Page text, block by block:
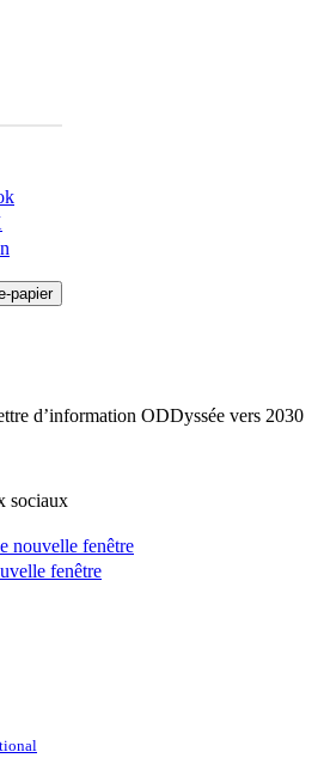
papier
d’information ODDyssée vers 2030
sociaux
nouvelle fenêtre
fenêtre